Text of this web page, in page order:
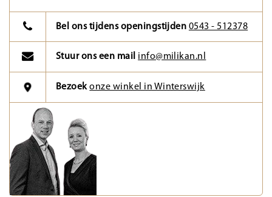
Bel ons tijdens openingstijden 0543 - 512378
Stuur ons een mail info@milikan.nl
Bezoekonze winkel in Winterswijk